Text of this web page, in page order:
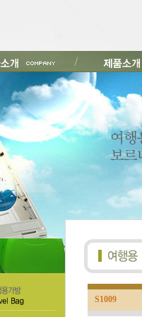
S1009